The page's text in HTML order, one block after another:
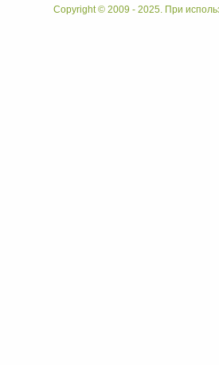
Copyright © 2009 - 2025. При